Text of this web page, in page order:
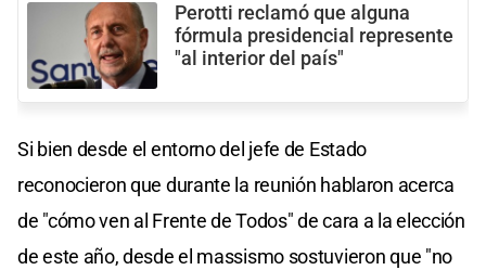
Perotti reclamó que alguna
fórmula presidencial represente
"al interior del país"
Si bien desde el entorno del jefe de Estado
reconocieron que durante la reunión hablaron acerca
de "cómo ven al Frente de Todos" de cara a la elección
de este año, desde el massismo sostuvieron que "no